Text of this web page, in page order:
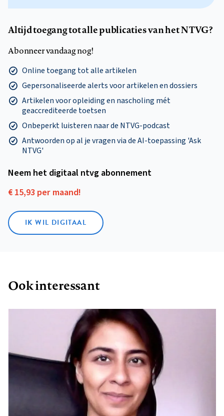
Altijd toegang tot alle publicaties van het NTVG?
Abonneer vandaag nog!
Online toegang tot alle artikelen
Gepersonaliseerde alerts voor artikelen en dossiers
Artikelen voor opleiding en nascholing mét
geaccrediteerde toetsen
Onbeperkt luisteren naar de NTVG-podcast
Antwoorden op al je vragen via de AI-toepassing 'Ask
NTVG'
Neem het digitaal ntvg abonnement
€ 15,93 per maand!
IK WIL DIGITAAL
Ook interessant